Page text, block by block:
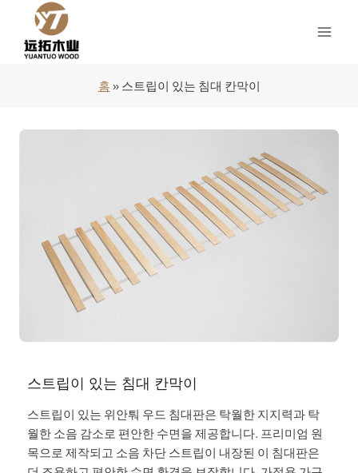
홈 » 스트립이 있는 침대 칸막이
스트립이 있는 침대 칸막이
스트립이 있는 위안퉈 우드 침대판은 탁월한 지지력과 탁
월한 소음 감소로 편안한 수면을 제공합니다. 프리미엄 원
목으로 제작되고 소음 차단 스트립이 내장된 이 침대판은